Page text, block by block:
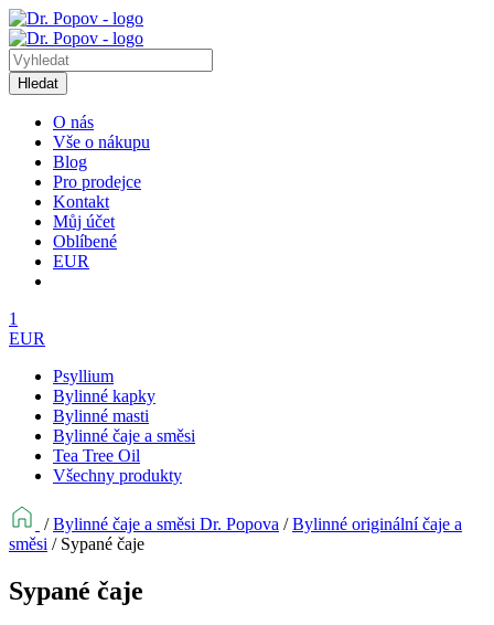
Hledat
O nás
Vše o nákupu
Blog
Pro prodejce
Kontakt
Můj účet
Oblíbené
EUR
1
EUR
Psyllium
Bylinné kapky
Bylinné masti
Bylinné čaje a směsi
Tea Tree Oil
Všechny produkty
/Bylinné čaje a směsi Dr. Popova /Bylinné originální čaje a
směsi / Sypané čaje
Sypané čaje